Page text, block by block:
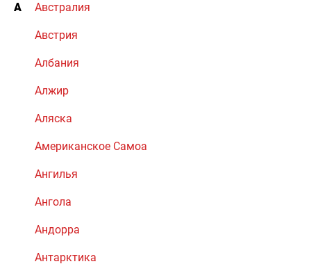
А Австралия
Австрия
Албания
Алжир
Аляска
Американское Самоа
Ангилья
Ангола
Андорра
Антарктика